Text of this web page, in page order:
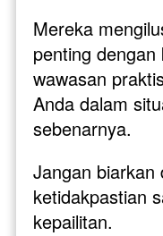
Mereka
penting
wawasan
Anda dalam
sebenarnya.
Jangan biarkan
ketidakpastian
kepailitan.